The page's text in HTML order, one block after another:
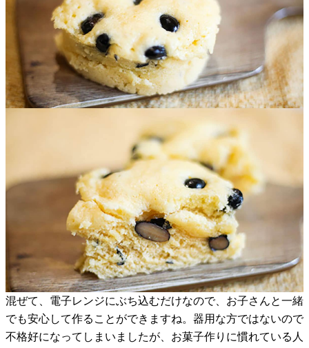
混ぜて、電子レンジにぶち込むだけなので、お子さんと一緒
でも安心して作ることができますね。器用な方ではないので
不格好になってしまいましたが、お菓子作りに慣れている人